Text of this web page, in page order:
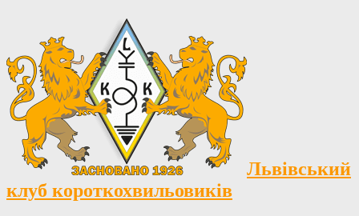
Львівський
клуб короткохвильовиків